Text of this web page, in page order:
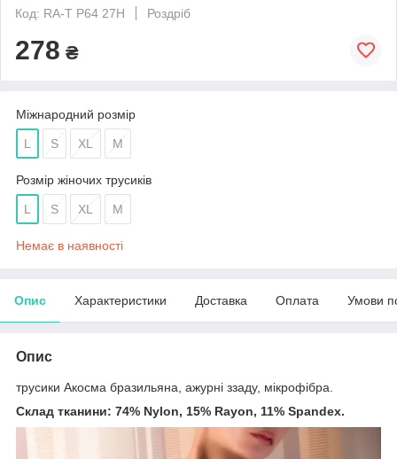
Код: RA-Т P64 27H
Роздріб
278 ₴
Міжнародний розмір
L S XL M
Розмір жіночих трусиків
L S XL M
Немає в наявності
Опис Характеристики Доставка Оплата Умови
Опис
трусики Акосма бразильяна, ажурні ззаду, мікрофібра.
Склад тканини: 74% Nylon, 15% Rayon, 11% Spandex.